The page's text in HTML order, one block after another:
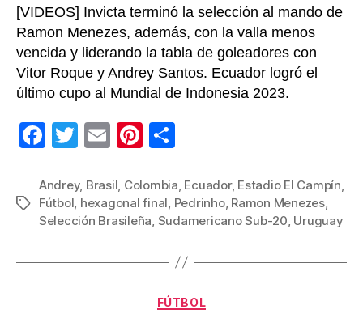
[VIDEOS] Invicta terminó la selección al mando de
Ramon Menezes, además, con la valla menos
vencida y liderando la tabla de goleadores con
Vitor Roque y Andrey Santos. Ecuador logró el
último cupo al Mundial de Indonesia 2023.
F
c
e
o
T
tt
er
E
ail
Pi
er
e
m
p
tir
Etiquetas
Andrey, Brasil, Colombia, Ecuador, Estadio El Campín,
Fútbol, hexagonal final, Pedrinho, Ramon Menezes,
Selección Brasileña, Sudamericano Sub-20, Uruguay
Categorías
FÚTBOL